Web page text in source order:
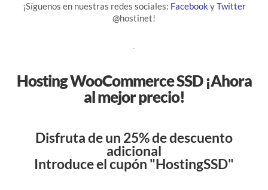
¡Síguenos en nuestras redes sociales: Facebook yTwitter
@hostinet!
Hosting WooCommerce SSD ¡Ahora
al mejor precio!
Disfruta de un 25% de descuento
adicional
Introduce el cupón "HostingSSD"